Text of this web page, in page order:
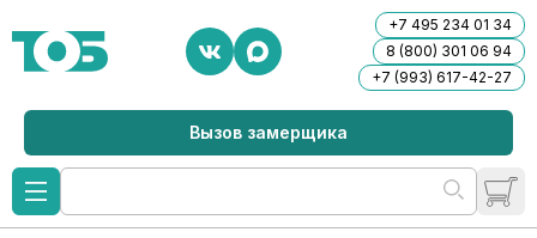
+7 495 234 01 34
8 (800) 301 06 94
+7 (993) 617-42-27
Вызов замерщика